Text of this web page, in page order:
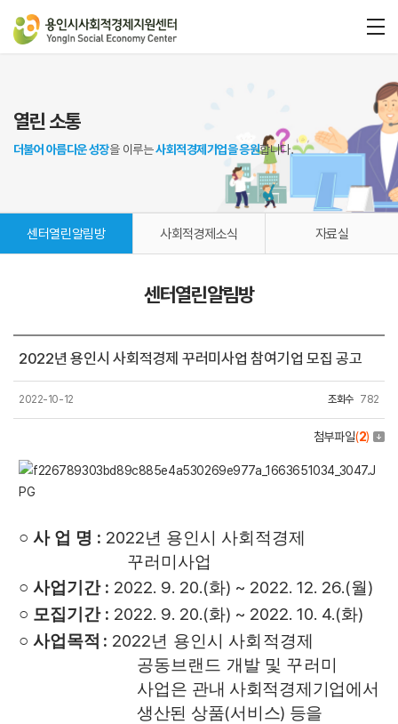
열린 소통
더불어 아름다운 성장을 이루는사회적경제기업을 응원합니다.
센터열린알림방 사회적경제소식 자료실
센터열린알림방
2022년 용인시 사회적경제 꾸러미사업 참여기업 모집 공고
2022-10-12 조회수 782
첨부파일(2)
○ 사 업 명 : 2022년 용인시 사회적경제
꾸러미사업
○ 사업기간 : 2022. 9. 20.(화) ~ 2022. 12. 26.(월)
○ 모집기간 : 2022. 9. 20.(화) ~ 2022. 10. 4.(화)
○ 사업목적 : 2022년 용인시 사회적경제
공동브랜드 개발 및 꾸러미
사업은 관내 사회적경제기업에서
생산된 상품(서비스) 등을